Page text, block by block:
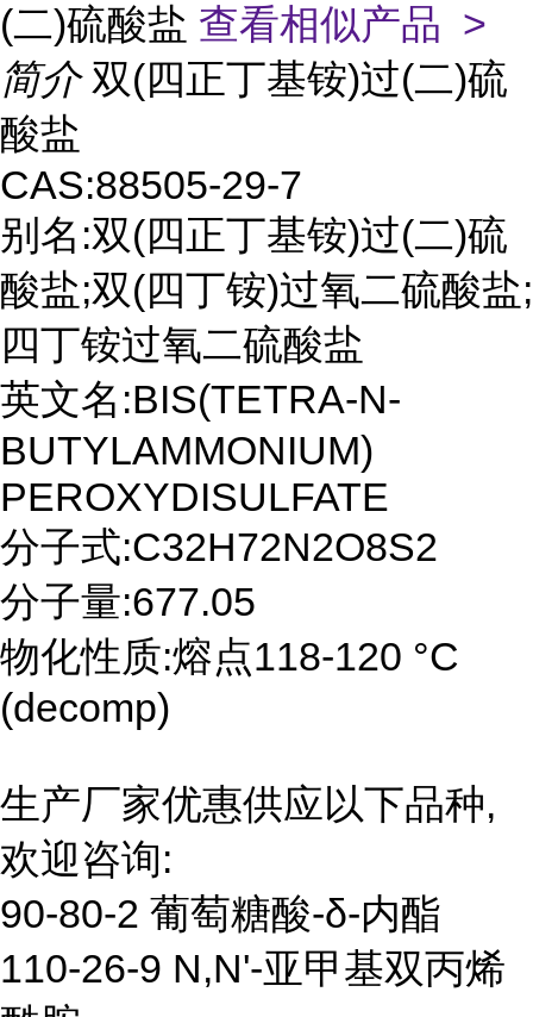
(二)硫酸盐 查看相似产品 >
简介 双(四正丁基铵)过(二)硫
酸盐
CAS:88505-29-7
别名:双(四正丁基铵)过(二)硫
酸盐;双(四丁铵)过氧二硫酸盐;
四丁铵过氧二硫酸盐
英文名:BIS(TETRA-N-
BUTYLAMMONIUM)
PEROXYDISULFATE
分子式:C32H72N2O8S2
分子量:677.05
物化性质:熔点118-120 °C
(decomp)
生产厂家优惠供应以下品种,
欢迎咨询:
90-80-2 葡萄糖酸-δ-内酯
110-26-9 N,N'-亚甲基双丙烯